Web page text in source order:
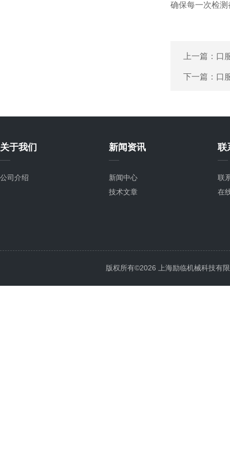
确保每一次检
上一篇： 口
下一篇： 口
关于我们
公司介绍
新闻资讯
新闻中心
技术文章
联
联
在
版权所有©2026 上海励临机械科技有